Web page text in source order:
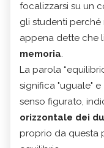
focalizzarsi su un
gli studenti
appena dette che
memoria.
La parola
significa "uguale" e
senso figurato,
orizzontale dei
proprio da questa